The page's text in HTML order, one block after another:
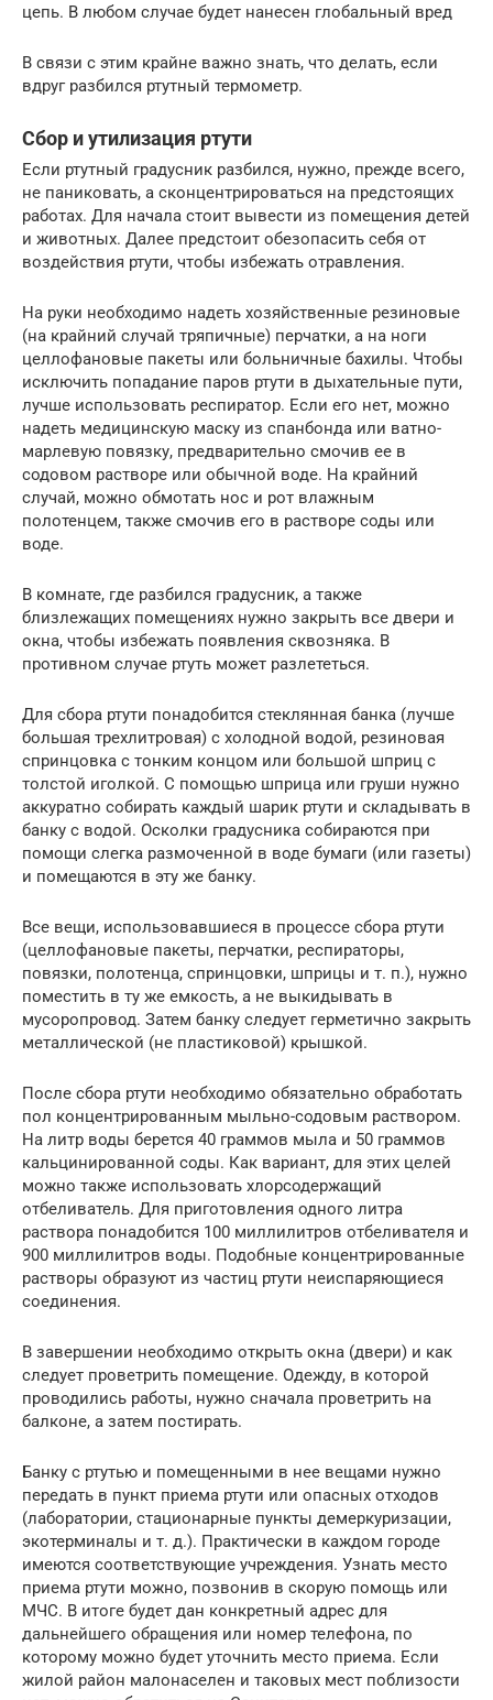
цепь. В любом случае будет нанесен глобальный вред
В связи с этим крайне важно знать, что делать, если
вдруг разбился ртутный термометр.
Сбор и утилизация ртути
Если ртутный градусник разбился, нужно, прежде всего,
не паниковать, а сконцентрироваться на предстоящих
работах. Для начала стоит вывести из помещения детей
и животных. Далее предстоит обезопасить себя от
воздействия ртути, чтобы избежать отравления.
На руки необходимо надеть хозяйственные резиновые
(на крайний случай тряпичные) перчатки, а на ноги
целлофановые пакеты или больничные бахилы. Чтобы
исключить попадание паров ртути в дыхательные пути,
лучше использовать респиратор. Если его нет, можно
надеть медицинскую маску из спанбонда или ватно-
марлевую повязку, предварительно смочив ее в
содовом растворе или обычной воде. На крайний
случай, можно обмотать нос и рот влажным
полотенцем, также смочив его в растворе соды или
воде.
В комнате, где разбился градусник, а также
близлежащих помещениях нужно закрыть все двери и
окна, чтобы избежать появления сквозняка. В
противном случае ртуть может разлететься.
Для сбора ртути понадобится стеклянная банка (лучше
большая трехлитровая) с холодной водой, резиновая
спринцовка с тонким концом или большой шприц с
толстой иголкой. С помощью шприца или груши нужно
аккуратно собирать каждый шарик ртути и складывать в
банку с водой. Осколки градусника собираются при
помощи слегка размоченной в воде бумаги (или газеты)
и помещаются в эту же банку.
Все вещи, использовавшиеся в процессе сбора ртути
(целлофановые пакеты, перчатки, респираторы,
повязки, полотенца, спринцовки, шприцы и т. п.), нужно
поместить в ту же емкость, а не выкидывать в
мусоропровод. Затем банку следует герметично закрыть
металлической (не пластиковой) крышкой.
После сбора ртути необходимо обязательно обработать
пол концентрированным мыльно-содовым раствором.
На литр воды берется 40 граммов мыла и 50 граммов
кальцинированной соды. Как вариант, для этих целей
можно также использовать хлорсодержащий
отбеливатель. Для приготовления одного литра
раствора понадобится 100 миллилитров отбеливателя и
900 миллилитров воды. Подобные концентрированные
растворы образуют из частиц ртути неиспаряющиеся
соединения.
В завершении необходимо открыть окна (двери) и как
следует проветрить помещение. Одежду, в которой
проводились работы, нужно сначала проветрить на
балконе, а затем постирать.
Банку с ртутью и помещенными в нее вещами нужно
передать в пункт приема ртути или опасных отходов
(лаборатории, стационарные пункты демеркуризации,
экотерминалы и т. д.). Практически в каждом городе
имеются соответствующие учреждения. Узнать место
приема ртути можно, позвонив в скорую помощь или
МЧС. В итоге будет дан конкретный адрес для
дальнейшего обращения или номер телефона, по
которому можно будет уточнить место приема. Если
жилой район малонаселен и таковых мест поблизости